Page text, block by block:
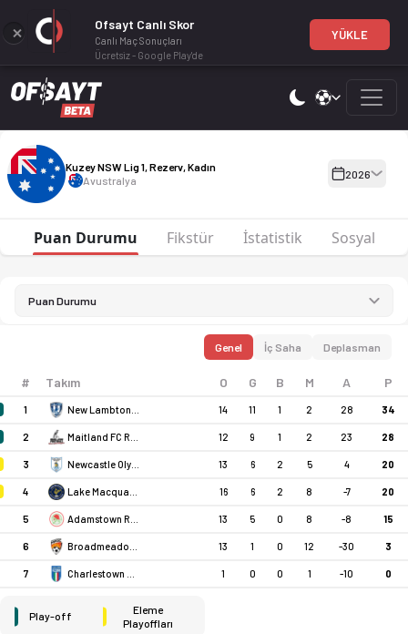
Kuzey NSW Lig 1, Rezerv, Kadın 2026 sezonu puan
Kuzey NSW Lig 1, Rezerv, Kadın
Kuzey NSW Lig 1, Rezerv, Kadın
Avustralya
2026
Puan Durumu Fikstür İstatistik Sosyal
Puan Durumu
Genel İç Saha Deplasman
# Takım O G B M A P
1 14 11 1 2 28 34
2 12 9 1 2 23 28
3 13 6 2 5 4 20
4 16 6 2 8 -7 20
5 13 5 0 8 -8 15
6 13 1 0 12 -30 3
7 1 0 0 1 -10 0
Play-off
Eleme
Playoffları
Ofsayt Canlı Skor
Canlı Maç Sonuçları
Ücretsiz - Google Play'de
YÜKLE